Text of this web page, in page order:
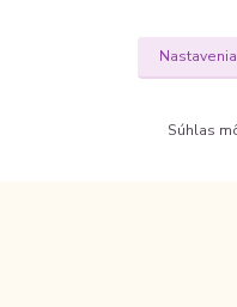
+421 905 276 211
Nastavenia
Súhlas